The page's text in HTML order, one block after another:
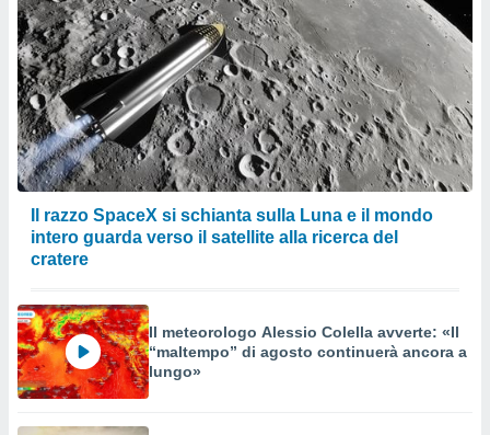
Il razzo SpaceX si schianta sulla Luna e il mondo
intero guarda verso il satellite alla ricerca del
cratere
Il meteorologo Alessio Colella avverte: «Il
“maltempo” di agosto continuerà ancora a
lungo»